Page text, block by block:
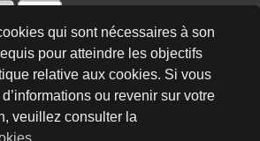
qui sont nécessaires à son
pour atteindre les objectifs
relative aux cookies. Si vous
ou revenir sur votre
veuillez consulter la